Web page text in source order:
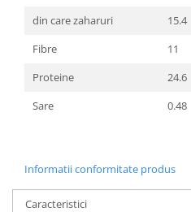
din care zaharuri
15.4
Fibre
11
Proteine
24.6
Sare
0.48
Informatii conformitate produs
Caracteristici